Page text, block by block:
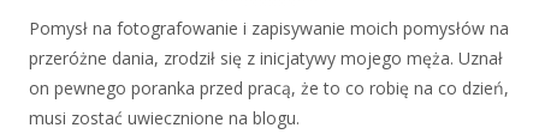
Pomysł na fotografowanie i zapisywanie moich pomysłów na
przeróżne dania, zrodził się z inicjatywy mojego męża. Uznał
on pewnego poranka przed pracą, że to co robię na co dzień,
musi zostać uwiecznione na blogu.